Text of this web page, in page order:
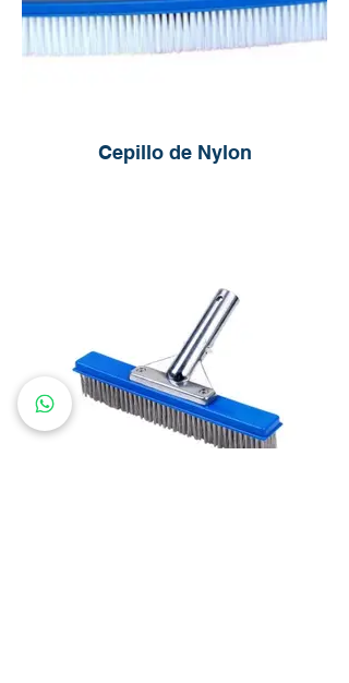
Cepillo de Nylon